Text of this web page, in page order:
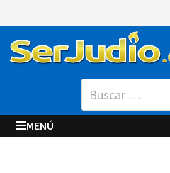
al
contenido
Buscar:
MENÚ